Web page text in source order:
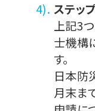
ステッ
上記3
士機構
す。
日本防
月末ま